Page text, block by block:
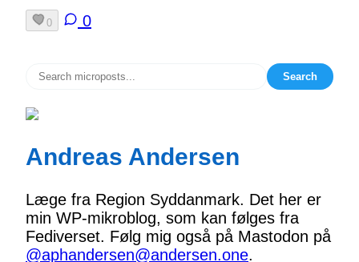
0 0
Search
Andreas Andersen
Læge fra Region Syddanmark. Det her er
min WP-mikroblog, som kan følges fra
Fediverset. Følg mig også på Mastodon på
@aphandersen@andersen.one.